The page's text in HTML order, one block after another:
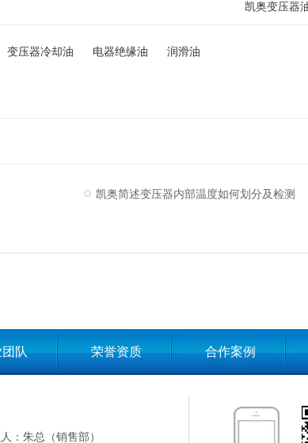
凯奥变压器
变压器冷却油 电器绝缘油 润滑油
凯奥简述变压器内部温度如何划分及检测
队 荣誉资质 合作案例
：朱总（销售部）